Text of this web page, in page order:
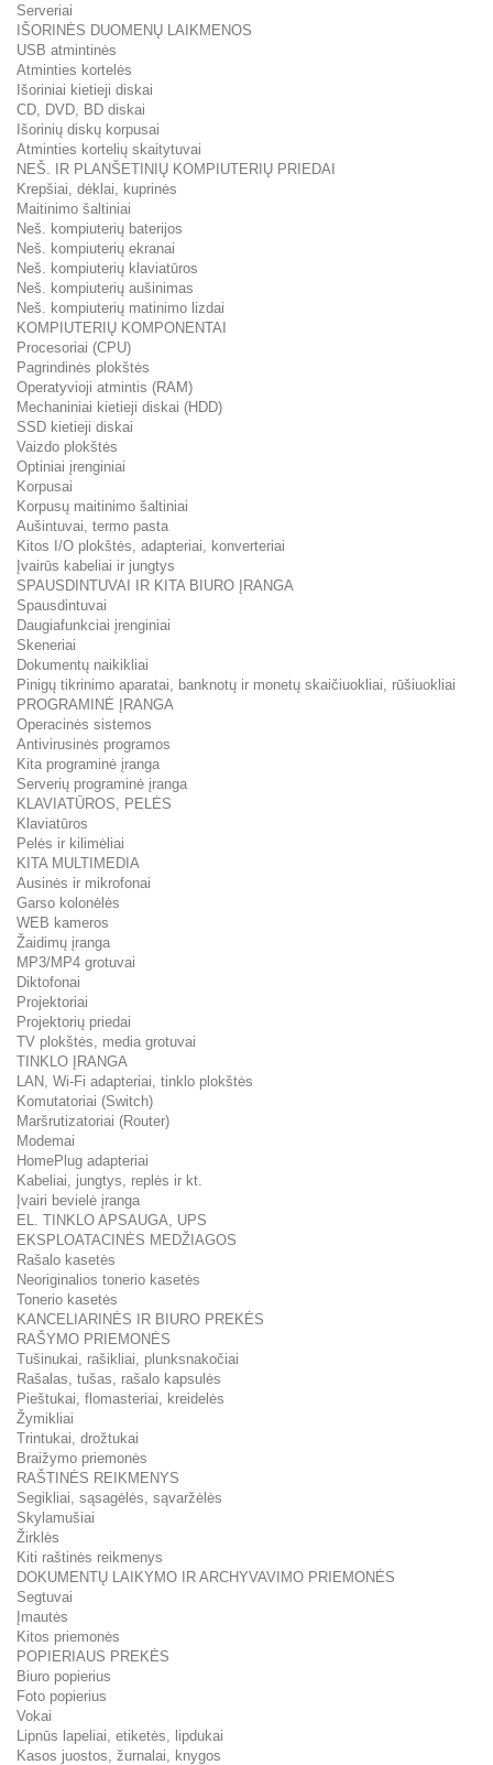
Serveriai
IŠORINĖS DUOMENŲ LAIKMENOS
USB atmintinės
Atminties kortelės
Išoriniai kietieji diskai
CD, DVD, BD diskai
Išorinių diskų korpusai
Atminties kortelių skaitytuvai
NEŠ. IR PLANŠETINIŲ KOMPIUTERIŲ PRIEDAI
Krepšiai, dėklai, kuprinės
Maitinimo šaltiniai
Neš. kompiuterių baterijos
Neš. kompiuterių ekranai
Neš. kompiuterių klaviatūros
Neš. kompiuterių aušinimas
Neš. kompiuterių matinimo lizdai
KOMPIUTERIŲ KOMPONENTAI
Procesoriai (CPU)
Pagrindinės plokštės
Operatyvioji atmintis (RAM)
Mechaniniai kietieji diskai (HDD)
SSD kietieji diskai
Vaizdo plokštės
Optiniai įrenginiai
Korpusai
Korpusų maitinimo šaltiniai
Aušintuvai, termo pasta
Kitos I/O plokštės, adapteriai, konverteriai
Įvairūs kabeliai ir jungtys
SPAUSDINTUVAI IR KITA BIURO ĮRANGA
Spausdintuvai
Daugiafunkciai įrenginiai
Skeneriai
Dokumentų naikikliai
Pinigų tikrinimo aparatai, banknotų ir monetų skaičiuokliai, rūšiuokliai
PROGRAMINĖ ĮRANGA
Operacinės sistemos
Antivirusinės programos
Kita programinė įranga
Serverių programinė įranga
KLAVIATŪROS, PELĖS
Klaviatūros
Pelės ir kilimėliai
KITA MULTIMEDIA
Ausinės ir mikrofonai
Garso kolonėlės
WEB kameros
Žaidimų įranga
MP3/MP4 grotuvai
Diktofonai
Projektoriai
Projektorių priedai
TV plokštės, media grotuvai
TINKLO ĮRANGA
LAN, Wi-Fi adapteriai, tinklo plokštės
Komutatoriai (Switch)
Maršrutizatoriai (Router)
Modemai
HomePlug adapteriai
Kabeliai, jungtys, replės ir kt.
Įvairi bevielė įranga
EL. TINKLO APSAUGA, UPS
EKSPLOATACINĖS MEDŽIAGOS
Rašalo kasetės
Neoriginalios tonerio kasetės
Tonerio kasetės
KANCELIARINĖS IR BIURO PREKĖS
RAŠYMO PRIEMONĖS
Tušinukai, rašikliai, plunksnakočiai
Rašalas, tušas, rašalo kapsulės
Pieštukai, flomasteriai, kreidelės
Žymikliai
Trintukai, drožtukai
Braižymo priemonės
RAŠTINĖS REIKMENYS
Segikliai, sąsagėlės, sąvaržėlės
Skylamušiai
Žirklės
Kiti raštinės reikmenys
DOKUMENTŲ LAIKYMO IR ARCHYVAVIMO PRIEMONĖS
Segtuvai
Įmautės
Kitos priemonės
POPIERIAUS PREKĖS
Biuro popierius
Foto popierius
Vokai
Lipnūs lapeliai, etiketės, lipdukai
Kasos juostos, žurnalai, knygos